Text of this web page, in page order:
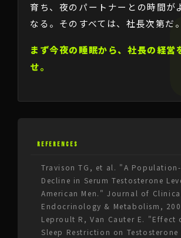
育ち、夜のパートナーとの時間が
なる。そのすべては、社長次第だ。
まず今夜の睡眠から、社長の経営
せ。
REFERENCES
Travison TG, et al. "A Population-
Decline in Serum Testosterone
American Men." Journal of
Endocrinology & Metabolism,
Leproult R, Van Cauter E. "Effect
Sleep Restriction on Testosterone